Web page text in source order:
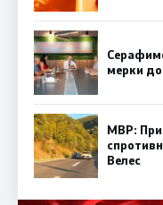
мерки
МВР:
Велес